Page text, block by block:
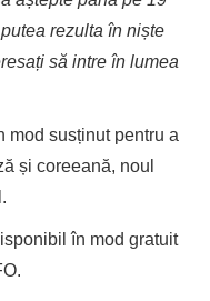
rezulta în niște
să intre în lumea
mod susținut pentru a
și coreeană, noul
în mod gratuit